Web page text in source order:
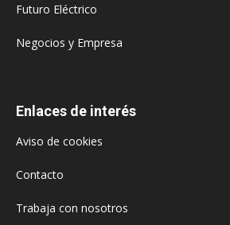
Futuro Eléctrico
Negocios y Empresa
Enlaces de interés
Aviso de cookies
Contacto
Trabaja con nosotros